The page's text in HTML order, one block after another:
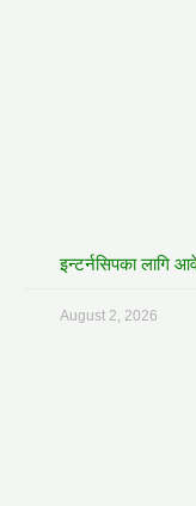
इन्टर्नसिपका लागि
August 2, 2026